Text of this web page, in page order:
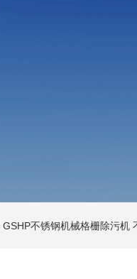
GSHP不锈钢机械格栅除污机